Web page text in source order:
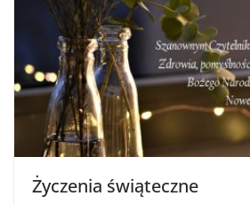
Życzenia świąteczne